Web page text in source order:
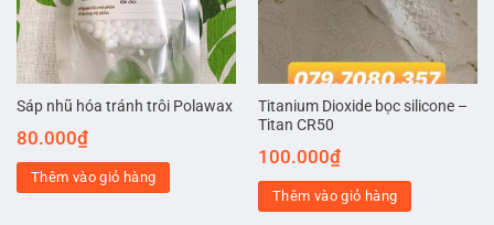
Sáp nhũ hóa tránh trôi Polawax
80.000₫
Thêm vào giỏ hàng
Titanium Dioxide bọc silicone –
Titan CR50
100.000₫
Thêm vào giỏ hàng